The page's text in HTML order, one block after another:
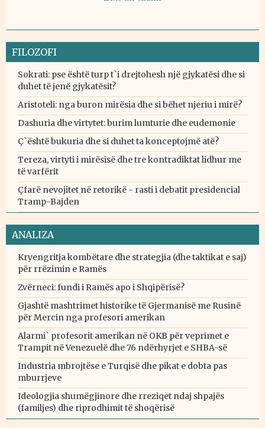
FILOZOFI
Sokrati: pse është turp t`i drejtohesh një gjykatësi dhe si
duhet të jenë gjykatësit?
Aristoteli: nga buron mirësia dhe si bëhet njeriu i mirë?
Dashuria dhe virtytet: burim lumturie dhe eudemonie
Ç`është bukuria dhe si duhet ta konceptojmë atë?
Tereza, virtyti i mirësisë dhe tre kontradiktat lidhur me
të varfërit
Çfarë nevojitet në retorikë - rasti i debatit presidencial
Tramp-Bajden
ANALIZA
Kryengritja kombëtare dhe strategjia (dhe taktikat e saj)
për rrëzimin e Ramës
Zvërneci: fundi i Ramës apo i Shqipërisë?
Gjashtë mashtrimet historike të Gjermanisë me Rusinë
për Mercin nga profesori amerikan
Alarmi` profesorit amerikan në OKB për veprimet e
Trampit në Venezuelë dhe 76 ndërhyrjet e SHBA-së
Industria mbrojtëse e Turqisë dhe pikat e dobta pas
mburrjeve
Ideologjia shumëgjinore dhe rreziqet ndaj shpajës
(familjes) dhe riprodhimit të shoqërisë